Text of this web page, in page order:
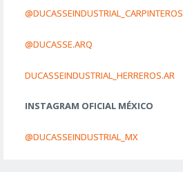
@DUCASSEINDUSTRIAL_CARPINTEROS
@DUCASSE.ARQ
DUCASSEINDUSTRIAL_HERREROS.AR
INSTAGRAM OFICIAL MÉXICO
@DUCASSEINDUSTRIAL_MX